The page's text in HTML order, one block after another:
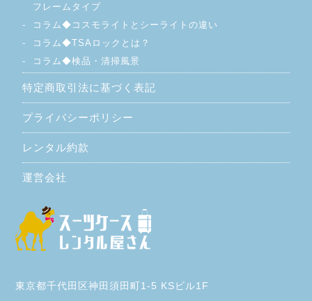
フレームタイプ
コラム◆コスモライトとシーライトの違い
コラム◆TSAロックとは？
コラム◆検品・清掃風景
特定商取引法に基づく表記
プライバシーポリシー
レンタル約款
運営会社
東京都千代田区神田須田町1-5 KSビル1F